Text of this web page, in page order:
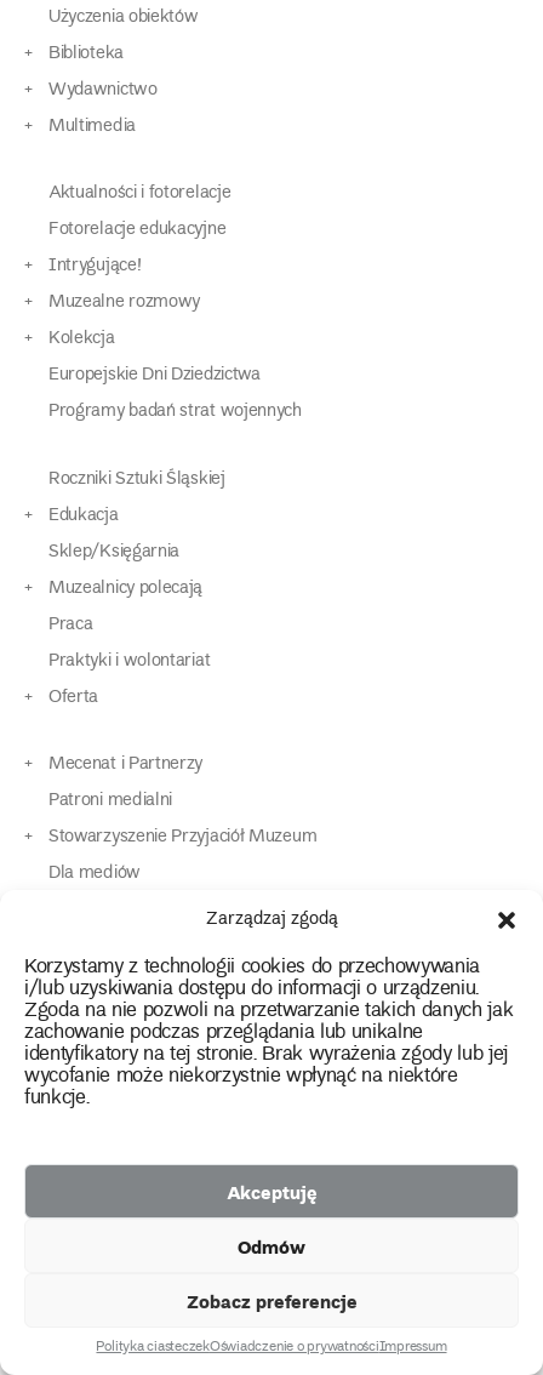
Zarządzaj zgodą
Korzystamy z technologii cookies do przechowywania
i/lub uzyskiwania dostępu do informacji o urządzeniu.
Zgoda na nie pozwoli na przetwarzanie takich danych jak
zachowanie podczas przeglądania lub unikalne
identyfikatory na tej stronie. Brak wyrażenia zgody lub jej
wycofanie może niekorzystnie wpłynąć na niektóre
funkcje.
Akceptuję
Odmów
Zobacz preferencje
Polityka ciasteczekOświadczenie o prywatnościImpressum
Użyczenia obiektów
Biblioteka
Wydawnictwo
Multimedia
Aktualności i fotorelacje
Fotorelacje edukacyjne
Intrygujące!
Muzealne rozmowy
Kolekcja
Europejskie Dni Dziedzictwa
Programy badań strat wojennych
Roczniki Sztuki Śląskiej
Edukacja
Sklep/Księgarnia
Muzealnicy polecają
Praca
Praktyki i wolontariat
Oferta
Mecenat i Partnerzy
Patroni medialni
Stowarzyszenie Przyjaciół Muzeum
Dla mediów
Dla osób o specjalnych potrzebach
Kontakt
instagram
twitterfacebookyoutube
tiktok
2026 Copyright by Muzeum Narodowe we Wrocławiu
Polityka prywatności
Etnograficznego
Facebook
Racławickiej
facebook
Przyjaciół
Narodowego created by